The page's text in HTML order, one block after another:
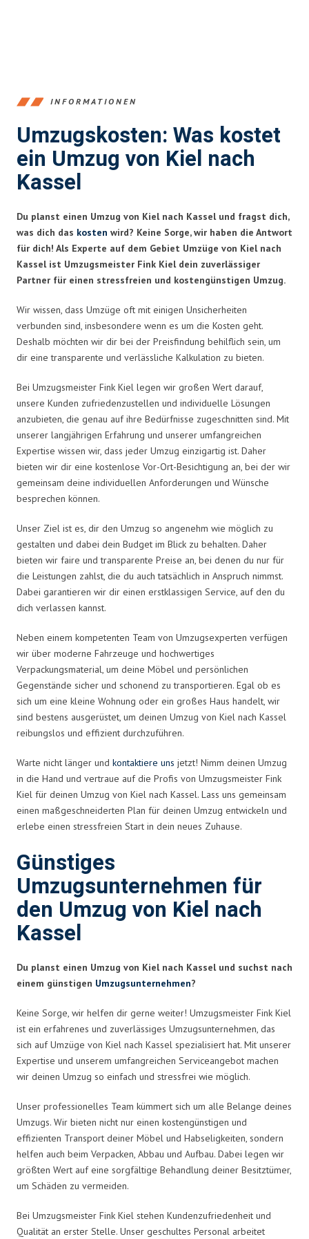
INFORMATIONEN
Umzugskosten: Was kostet
ein Umzug von Kiel nach
Kassel
Du planst einen Umzug von Kiel nach Kassel und fragst dich,
was dich das kosten wird? Keine Sorge, wir haben die Antwort
für dich! Als Experte auf dem Gebiet Umzüge von Kiel nach
Kassel ist Umzugsmeister Fink Kiel dein zuverlässiger
Partner für einen stressfreien und kostengünstigen Umzug.
Wir wissen, dass Umzüge oft mit einigen Unsicherheiten
verbunden sind, insbesondere wenn es um die Kosten geht.
Deshalb möchten wir dir bei der Preisfindung behilflich sein, um
dir eine transparente und verlässliche Kalkulation zu bieten.
Bei Umzugsmeister Fink Kiel legen wir großen Wert darauf,
unsere Kunden zufriedenzustellen und individuelle Lösungen
anzubieten, die genau auf ihre Bedürfnisse zugeschnitten sind. Mit
unserer langjährigen Erfahrung und unserer umfangreichen
Expertise wissen wir, dass jeder Umzug einzigartig ist. Daher
bieten wir dir eine kostenlose Vor-Ort-Besichtigung an, bei der wir
gemeinsam deine individuellen Anforderungen und Wünsche
besprechen können.
Unser Ziel ist es, dir den Umzug so angenehm wie möglich zu
gestalten und dabei dein Budget im Blick zu behalten. Daher
bieten wir faire und transparente Preise an, bei denen du nur für
die Leistungen zahlst, die du auch tatsächlich in Anspruch nimmst.
Dabei garantieren wir dir einen erstklassigen Service, auf den du
dich verlassen kannst.
Neben einem kompetenten Team von Umzugsexperten verfügen
wir über moderne Fahrzeuge und hochwertiges
Verpackungsmaterial, um deine Möbel und persönlichen
Gegenstände sicher und schonend zu transportieren. Egal ob es
sich um eine kleine Wohnung oder ein großes Haus handelt, wir
sind bestens ausgerüstet, um deinen Umzug von Kiel nach Kassel
reibungslos und effizient durchzuführen.
Warte nicht länger und kontaktiere uns jetzt! Nimm deinen Umzug
in die Hand und vertraue auf die Profis von Umzugsmeister Fink
Kiel für deinen Umzug von Kiel nach Kassel. Lass uns gemeinsam
einen maßgeschneiderten Plan für deinen Umzug entwickeln und
erlebe einen stressfreien Start in dein neues Zuhause.
Günstiges
Umzugsunternehmen für
den Umzug von Kiel nach
Kassel
Du planst einen Umzug von Kiel nach Kassel und suchst nach
einem günstigen Umzugsunternehmen?
Keine Sorge, wir helfen dir gerne weiter! Umzugsmeister Fink Kiel
ist ein erfahrenes und zuverlässiges Umzugsunternehmen, das
sich auf Umzüge von Kiel nach Kassel spezialisiert hat. Mit unserer
Expertise und unserem umfangreichen Serviceangebot machen
wir deinen Umzug so einfach und stressfrei wie möglich.
Unser professionelles Team kümmert sich um alle Belange deines
Umzugs. Wir bieten nicht nur einen kostengünstigen und
effizienten Transport deiner Möbel und Habseligkeiten, sondern
helfen auch beim Verpacken, Abbau und Aufbau. Dabei legen wir
größten Wert auf eine sorgfältige Behandlung deiner Besitztümer,
um Schäden zu vermeiden.
Bei Umzugsmeister Fink Kiel stehen Kundenzufriedenheit und
Qualität an erster Stelle. Unser geschultes Personal arbeitet